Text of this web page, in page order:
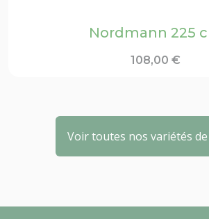
Nordmann 225
108,00 €
Voir toutes nos variétés